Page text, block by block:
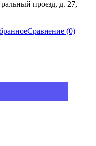
проезд, д. 27,
Сравнение (0)